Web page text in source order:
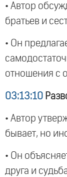
• Автор
братьев и
• Он
отношения с
03:13:10
• Автор
бывает, но
• Он
друга и